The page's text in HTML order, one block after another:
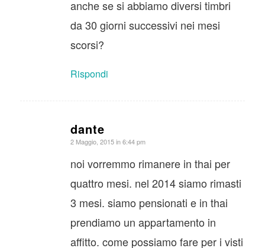
anche se si abbiamo diversi timbri
da 30 giorni successivi nei mesi
scorsi?
Rispondi
dante
dice:
2 Maggio, 2015 in 6:44 pm
noi vorremmo rimanere in thai per
quattro mesi. nel 2014 siamo rimasti
3 mesi. siamo pensionati e in thai
prendiamo un appartamento in
affitto. come possiamo fare per i visti